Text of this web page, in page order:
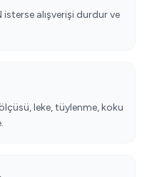
isterse alışverişi durdur ve
leke, tüylenme, koku